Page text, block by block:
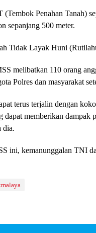
Penahan Tanah)
sepanjang 500 meter.
Tidak Layak Huni
melibatkan 110 orang
Polres dan masyarakat
terus terjalin dengan
dapat memberikan dampak
dia.
ini, kemanunggalan TNI